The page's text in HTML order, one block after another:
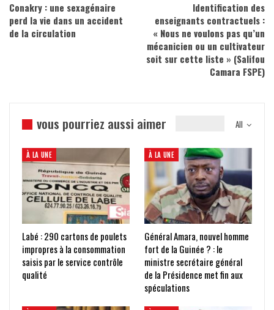
Conakry : une sexagénaire
perd la vie dans un accident
de la circulation
Identification des
enseignants contractuels :
« Nous ne voulons pas qu’un
mécanicien ou un cultivateur
soit sur cette liste » (Salifou
Camara FSPE)
All
vous pourriez aussi aimer
À LA UNE
Labé : 290 cartons de poulets
impropres à la consommation
saisis par le service contrôle
qualité
À LA UNE
Général Amara, nouvel homme
fort de la Guinée ? : le
ministre secrétaire général
de la Présidence met fin aux
spéculations